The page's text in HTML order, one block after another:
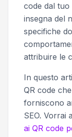
code dal tuo
insegna del
specifiche
attribuire le
In questo
QR code
forniscono
SEO. Vorrai
ai QR code